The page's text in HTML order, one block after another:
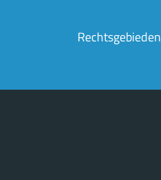
Rechtsgebieden